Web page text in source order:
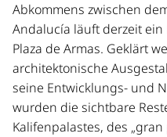
Abkommens zwischen
Andalucía läuft derzeit
Plaza de Armas. Geklärt
architektonische
seine Entwicklungs- und
wurden die sichtbare
Kalifenpalastes, des